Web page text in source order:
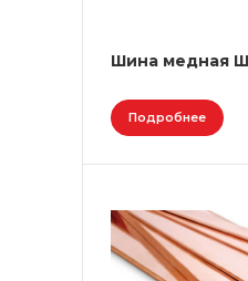
Шина медная
Подробнее